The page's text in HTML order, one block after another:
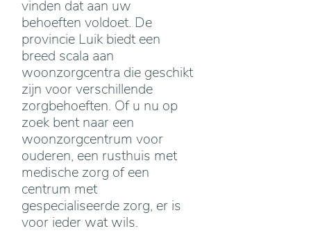
vinden dat aan uw
behoeften voldoet. De
provincie Luik biedt een
breed scala aan
woonzorgcentra die geschikt
zijn voor verschillende
zorgbehoeften. Of u nu op
zoek bent naar een
woonzorgcentrum voor
ouderen, een rusthuis met
medische zorg of een
centrum met
gespecialiseerde zorg, er is
voor ieder wat wils.